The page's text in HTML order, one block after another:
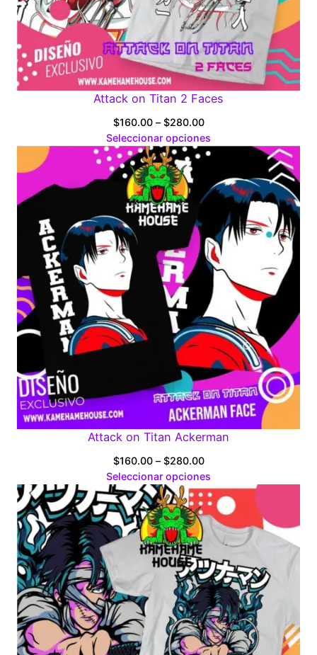
Attack on Titan 2 Faces
$160.00 – $280.00Price
range:
$160.00
$280.00
Seleccionar opciones
Attack on Titan Ackerman
$160.00 – $280.00Price
range:
$160.00
through
$280.00
Seleccionar opciones